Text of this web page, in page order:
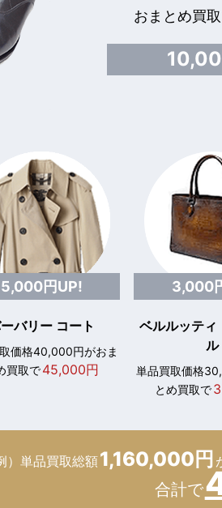
おまとめ買
5,000円UP!
バリー コート
価格40,000円がおま
買取で45,000円
3,000
ベルルッティ
ル
単品買取価格
とめ買取で
）単品買取総額1,160,000円
合計で